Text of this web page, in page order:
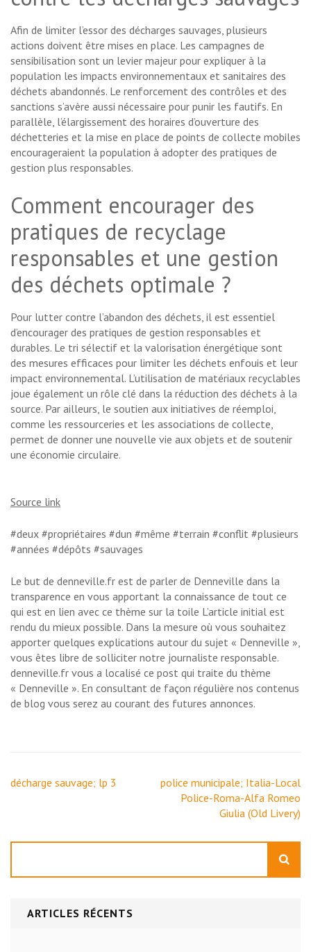
Afin de limiter l’essor des décharges sauvages, plusieurs
actions doivent être mises en place. Les campagnes de
sensibilisation sont un levier majeur pour expliquer à la
population les impacts environnementaux et sanitaires des
déchets abandonnés. Le renforcement des contrôles et des
sanctions s’avère aussi nécessaire pour punir les fautifs. En
parallèle, l’élargissement des horaires d’ouverture des
déchetteries et la mise en place de points de collecte mobiles
encourageraient la population à adopter des pratiques de
gestion plus responsables.
Comment encourager des
pratiques de recyclage
responsables et une gestion
des déchets optimale ?
Pour lutter contre l’abandon des déchets, il est essentiel
d’encourager des pratiques de gestion responsables et
durables. Le tri sélectif et la valorisation énergétique sont
des mesures efficaces pour limiter les déchets enfouis et leur
impact environnemental. L’utilisation de matériaux recyclables
joue également un rôle clé dans la réduction des déchets à la
source. Par ailleurs, le soutien aux initiatives de réemploi,
comme les ressourceries et les associations de collecte,
permet de donner une nouvelle vie aux objets et de soutenir
une économie circulaire.
Source link
#deux #propriétaires #dun #même #terrain #conflit #plusieurs
#années #dépôts #sauvages
Le but de denneville.fr est de parler de Denneville dans la
transparence en vous apportant la connaissance de tout ce
qui est en lien avec ce thème sur la toile L’article initial est
rendu du mieux possible. Dans la mesure où vous souhaitez
apporter quelques explications autour du sujet « Denneville »,
vous êtes libre de solliciter notre journaliste responsable.
denneville.fr vous a localisé ce post qui traite du thème
« Denneville ». En consultant de façon régulière nos contenus
de blog vous serez au courant des futures annonces.
Navigation
décharge sauvage; lp 3
police municipale; Italia-Local
Police-Roma-Alfa Romeo
Giulia (Old Livery)
ARTICLES RÉCENTS